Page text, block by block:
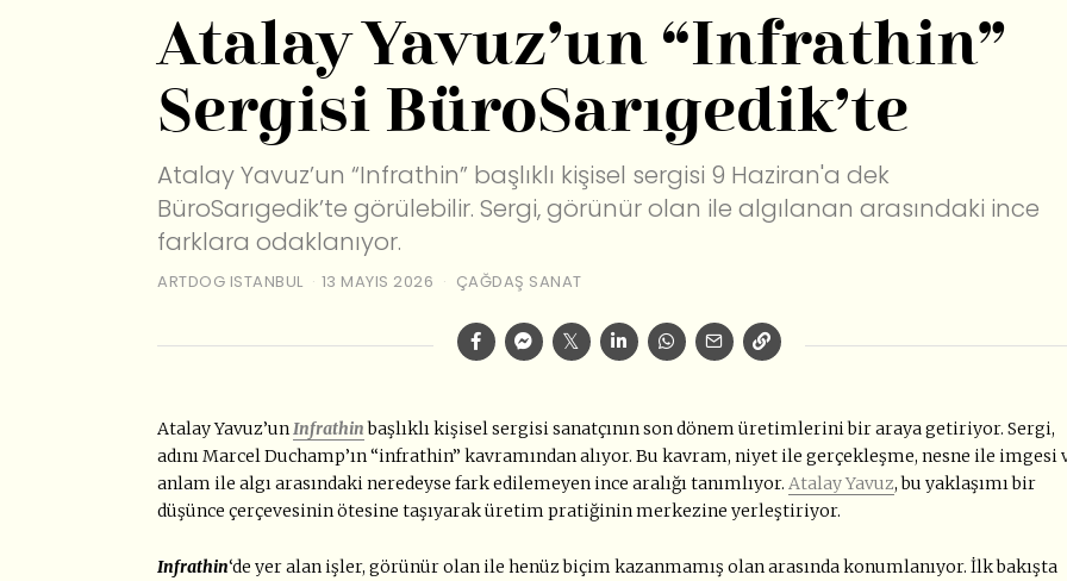
Atalay Yavuz’un “Infrathin”
Sergisi BüroSarıgedik’te
Atalay Yavuz’un “Infrathin” başlıklı kişisel sergisi 9 Haziran'a dek
BüroSarıgedik’te görülebilir. Sergi, görünür olan ile algılanan arasındaki ince
farklara odaklanıyor.
ARTDOG ISTANBUL 13 MAYIS 2026 ÇAĞDAŞ SANAT
Atalay Yavuz’un Infrathinbaşlıklı kişisel sergisi sanatçının son dönem üretimlerini bir araya getiriyor. Sergi,
adını Marcel Duchamp’ın “infrathin” kavramından alıyor. Bu kavram, niyet ile gerçekleşme, nesne ile imgesi
anlam ile algı arasındaki neredeyse fark edilemeyen ince aralığı tanımlıyor. Atalay Yavuz, bu yaklaşımı bir
düşünce çerçevesinin ötesine taşıyarak üretim pratiğinin merkezine yerleştiriyor.
Infrathin‘de yer alan işler, görünür olan ile henüz biçim kazanmamış olan arasında konumlanıyor. İlk bakışta